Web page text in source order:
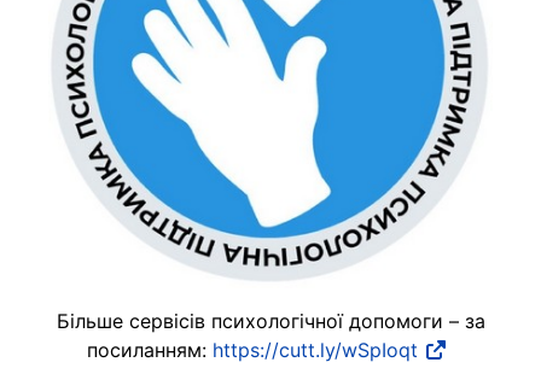
Більше сервісів психологічної допомоги – за
посиланням: https://cutt.ly/wSpIoqt